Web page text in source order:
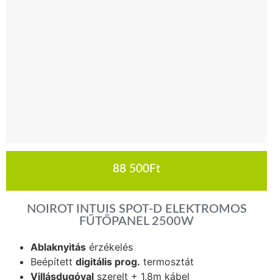
88 500Ft
NOIROT INTUIS SPOT-D ELEKTROMOS
FŰTŐPANEL 2500W
Ablaknyitás érzékelés
Beépített digitális prog. termosztát
Villásdugóval szerelt + 1,8m kábel